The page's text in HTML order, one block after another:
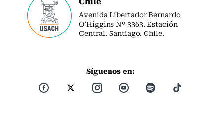
Avenida Libertador Bernardo
O’Higgins Nº 3363. Estación
Central. Santiago. Chile.
Síguenos en: